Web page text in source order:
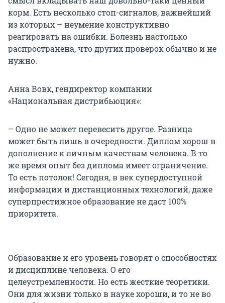
корм. Есть несколько стоп-сигналов, важнейший
из которых – неумение конструктивно
реагировать на ошибки. Болезнь настолько
распространена, что других проверок обычно и не
нужно.
Анна Вовк, гендиректор компании
«Национальная дистрибьюция»:
– Одно не может перевесить другое. Разница
может быть лишь в очередности. Диплом хорош в
дополнение к личным качествам человека. В то
же время опыт без диплома имеет ограничение.
То есть потолок! Сегодня, в век супердоступной
информации и дистанционных технологий, даже
суперпрестижное образование не даст 100%
приоритета.
Образование и его уровень говорят о способностях
и дисциплине человека. О его
целеустремленности. Но есть жесткие теоретики.
Они для жизни только в науке хороши, и то не во